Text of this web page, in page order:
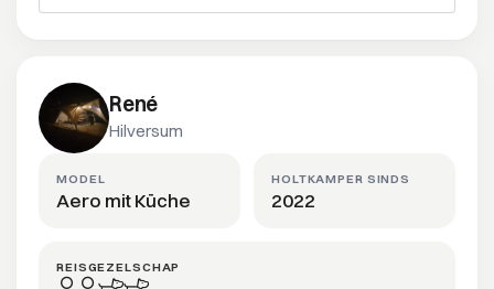
René
Hilversum
MODEL
Aero mit Küche
REISGEZELSCHAP
HOLTKAMPER SINDS
2022